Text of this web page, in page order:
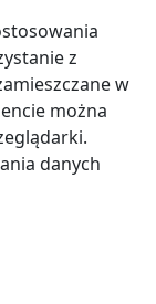
z
w
można
danych